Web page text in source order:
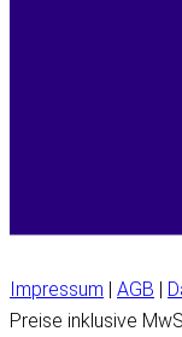
Impressum AGB
Preise inklusive